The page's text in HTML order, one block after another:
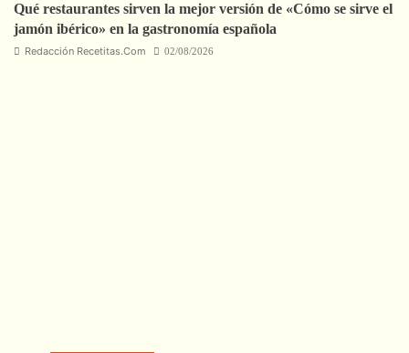
Qué restaurantes sirven la mejor versión de «Cómo se sirve el
jamón ibérico» en la gastronomía española
Redacción Recetitas.Com 02/08/2026